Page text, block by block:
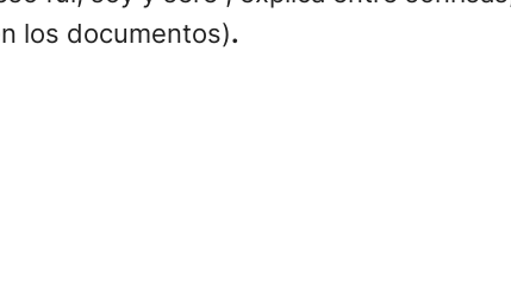
los documentos).